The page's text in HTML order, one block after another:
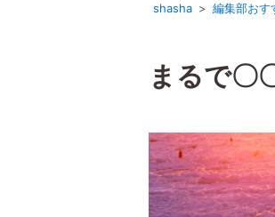
shasha 編集部おす
まるで〇